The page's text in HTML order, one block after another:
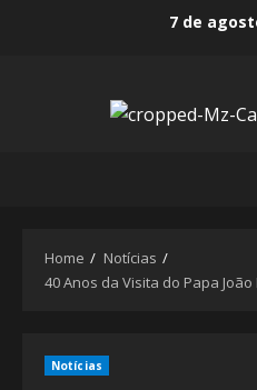
7 de
Home
Notícias
40 Anos da Visita do Papa
Notícias